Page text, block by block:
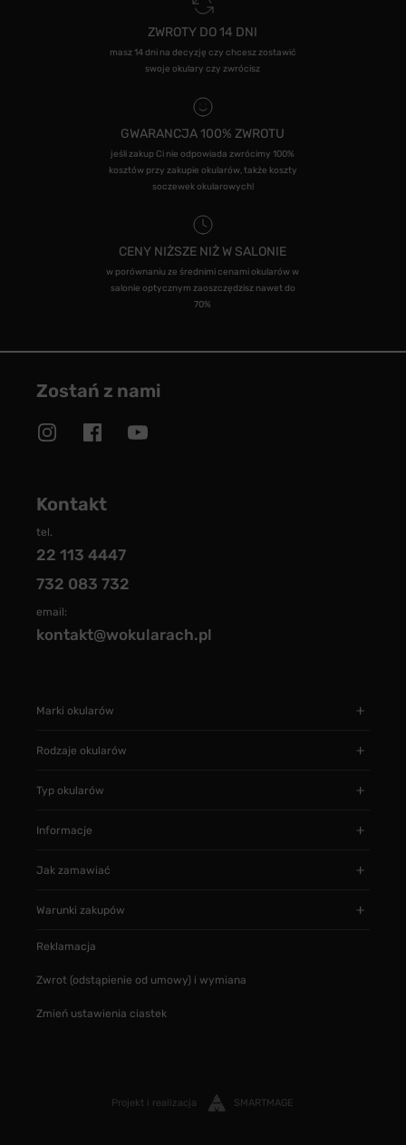
ZWROTY DO 14 DNI
masz 14 dni na decyzję czy chcesz zostawić
swoje okulary czy zwrócisz
GWARANCJA 100% ZWROTU
jeśli zakup Ci nie odpowiada zwrócimy 100%
kosztów przy zakupie okularów, także koszty
soczewek okularowych!
CENY NIŻSZE NIŻ W SALONIE
w porównaniu ze średnimi cenami okularów w
salonie optycznym zaoszczędzisz nawet do
70%
Zostań z nami
Kontakt
tel.
22 113 4447
732 083 732
email:
kontakt@wokularach.pl
Marki okularów
Rodzaje okularów
Typ okularów
Informacje
Jak zamawiać
Warunki zakupów
Reklamacja
Zwrot (odstąpienie od umowy) i wymiana
Zmień ustawienia ciastek
Projekt i realizacja SMARTMAGE